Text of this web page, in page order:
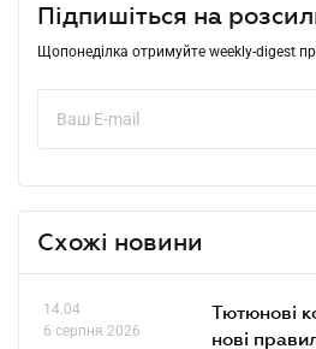
Підпишіться на
Щопонеділка отримуйте weekly-digest
Схожі новини
14.04
6 серпня 2026
Тютюнові
нові